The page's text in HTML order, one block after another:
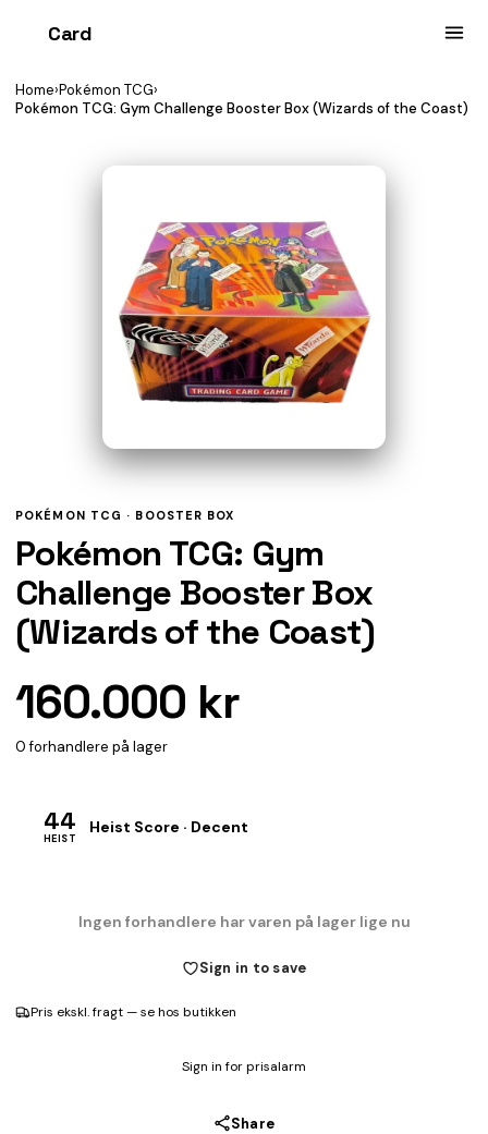
Card
Home›Pokémon TCG›
Pokémon TCG: Gym Challenge Booster Box (Wizards of the Coast)
POKÉMON TCG · BOOSTER BOX
Pokémon TCG: Gym
Challenge Booster Box
(Wizards of the Coast)
160.000 kr
0 forhandlere på lager
44
HEIST
Heist Score · Decent
Ingen forhandlere har varen på lager lige nu
Sign in to save
Pris ekskl. fragt — se hos butikken
Sign in for prisalarm
Share